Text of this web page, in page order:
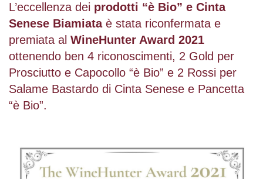
L’eccellenza dei prodotti “è Bio” e Cinta
Senese Biamiataè stata riconfermata e
premiata al WineHunter Award 2021
ottenendo ben 4 riconoscimenti, 2 Gold per
Prosciutto e Capocollo “è Bio” e 2 Rossi per
Salame Bastardo di Cinta Senese e Pancetta
“è Bio”.